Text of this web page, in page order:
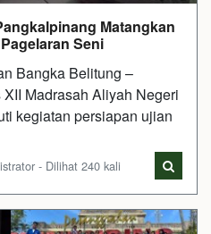
Matangkan
Seni
Bangka Belitung –
Madrasah Aliyah Negeri
kegiatan persiapan ujian
- Dilihat 240 kali